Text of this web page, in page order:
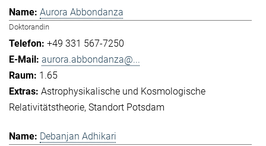
Aurora Abbondanza
Doktorandin
+49 331 567-7250
aurora.abbondanza@...
1.65
Astrophysikalische und Kosmologische
Relativitätstheorie Standort Potsdam
Debanjan Adhikari